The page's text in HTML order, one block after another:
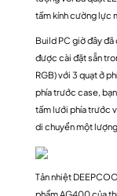
tấm kính cường lực
Build PC giờ đây đã
được cài đặt sẵn
RGB) với 3 quạt ở
phía trước case,
tấm lưới phía trước
di chuyển một
Tản nhiệt
phẩm AG400 của